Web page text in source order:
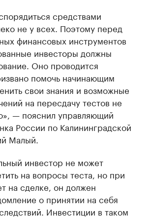
средствами
не у всех. Поэтому перед
финансовых инструментов
инвесторы должны
Оно проводится
помочь начинающим
свои знания и возможные
на пересдачу тестов не
— пояснил управляющий
России по Калининградской
Малый.
инвестор не может
на вопросы теста, но при
на сделке, он должен
о принятии на себя
Инвестиции в таком